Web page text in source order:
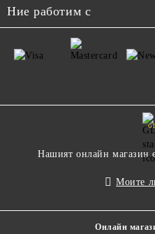
Ние работим с
Нашият онлайн магазин
Моите
Онлайн